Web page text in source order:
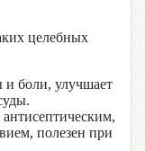
целебных
и боли, улучшает
антисептическим,
полезен при